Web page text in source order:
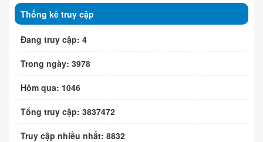
Thống kê truy cập
Đang truy cập: 4
Trong ngày: 3978
Hôm qua: 1046
Tổng truy cập: 3837472
Truy cập nhiều nhất: 8832